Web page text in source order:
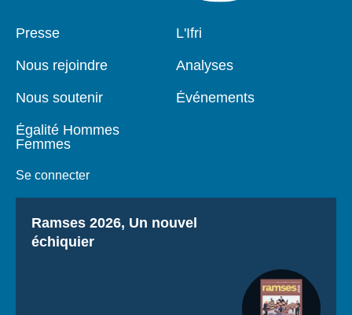
Pied
Presse
Nous rejoindre
Nous soutenir
Égalité Hommes
Femmes
Se connecter
Navigation
L'Ifri
Analyses
Événements
Titre
Ramses 2026, Un nouvel
échiquier